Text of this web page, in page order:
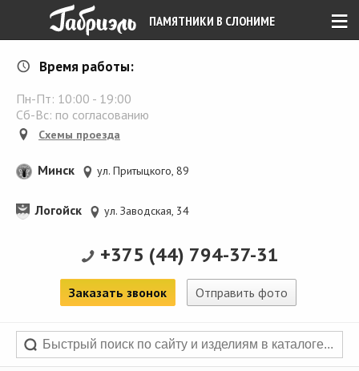
≡
ПАМЯТНИКИ В СЛОНИМЕ
Время работы:
Пн-Пт: 10:00 - 19:00
Сб-Вс: по согласованию
Схемы проезда
Минск ул. Притыцкого, 89
Логойск ул. Заводская, 34
+375 (44) 794-37-31
Заказать звонок Отправить фото